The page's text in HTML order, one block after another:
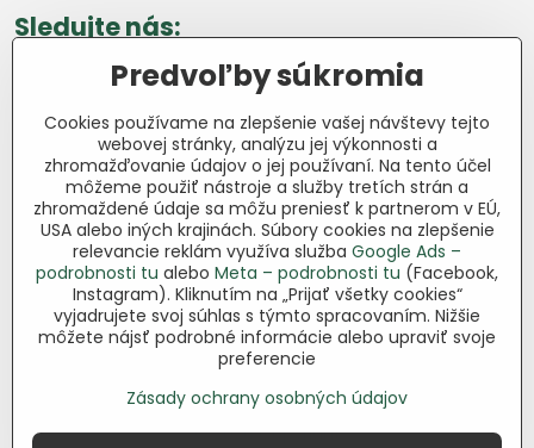
Sledujte nás:
Facebook Pinterest Instagram Blog
Všetko o nákupe
Ďakujeme za podporu
Sme slovenský e-shop bez dotácií​.
Fungujeme len vďaka vám – ľuďom, ktorí
veria v poctivú prácu a lásku k pôde​. Každý
nákup na Jutro​.sk nám pomáha pokračovať
v tom, čo má zmysel – pomáhať
záhradkárom zadarmo a srdcom​.
©2026Copyright
Predvoľby súkromia
Cookies používame na zlepšenie vašej návštevy tejto
webovej stránky, analýzu jej výkonnosti a
zhromažďovanie údajov o jej používaní. Na tento účel
môžeme použiť nástroje a služby tretích strán a
zhromaždené údaje sa môžu preniesť k partnerom v EÚ,
USA alebo iných krajinách. Súbory cookies na zlepšenie
relevancie reklám využíva služba Google Ads –
podrobnosti tu alebo Meta – podrobnosti tu (Facebook,
Instagram). Kliknutím na „Prijať všetky cookies“
vyjadrujete svoj súhlas s týmto spracovaním. Nižšie
môžete nájsť podrobné informácie alebo upraviť svoje
preferencie
Zásady ochrany osobných údajov